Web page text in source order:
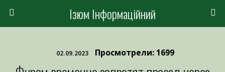
Ізюм Інформаційний
02.09.2023 Просмотрели: 1699